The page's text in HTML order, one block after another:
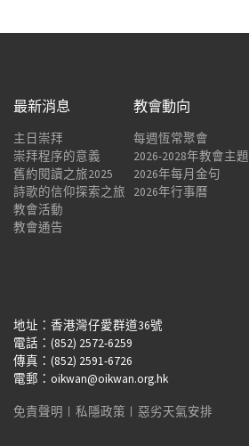
最新消息
主日崇拜
崇拜程序的意義
舊約閱讀之旅2025
詩歌的信仰探索之旅
教會活動
教會通告
教會動向
每週恆常聚會
2026-2028年教會主題
2026年每月金句
2026年行事曆
地址：香港灣仔愛群道36號
電話：(852) 2572-6259
傳真：(852) 2591-6726
電郵：oikwan@oikwan.org.hk
免責聲明 ︱ 私隱政策 ︱ 惡劣天氣安排